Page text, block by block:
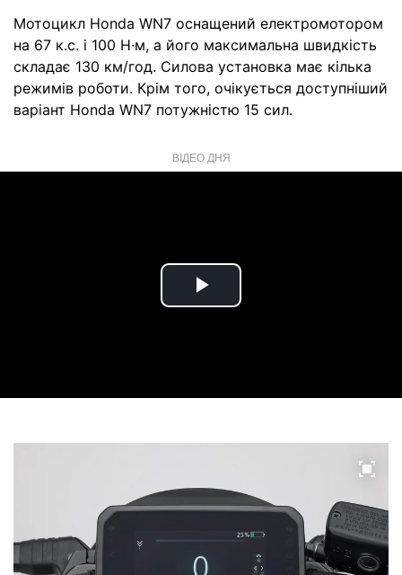
Мотоцикл Honda WN7 оснащений електромотором
на 67 к.с. і 100 Н∙м, а його максимальна швидкість
складає 130 км/год. Силова установка має кілька
режимів роботи. Крім того, очікується доступніший
варіант Honda WN7 потужністю 15 сил.
ВІДЕО ДНЯ
Play